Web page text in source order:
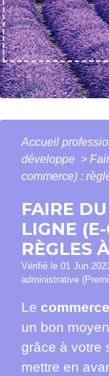
Accueil
développe >
commerce) :
FAIRE
LIGNE
RÈGLES
Vérifié le 01 Jun
administrative
Le
un bon
grâce à votre
mettre en